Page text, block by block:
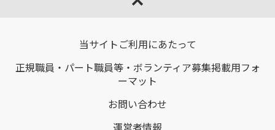
当サイトご利用にあたって
正規職員・パート職員等・ボランティア募集掲載用フォ
ーマット
お問い合わせ
運営者情報